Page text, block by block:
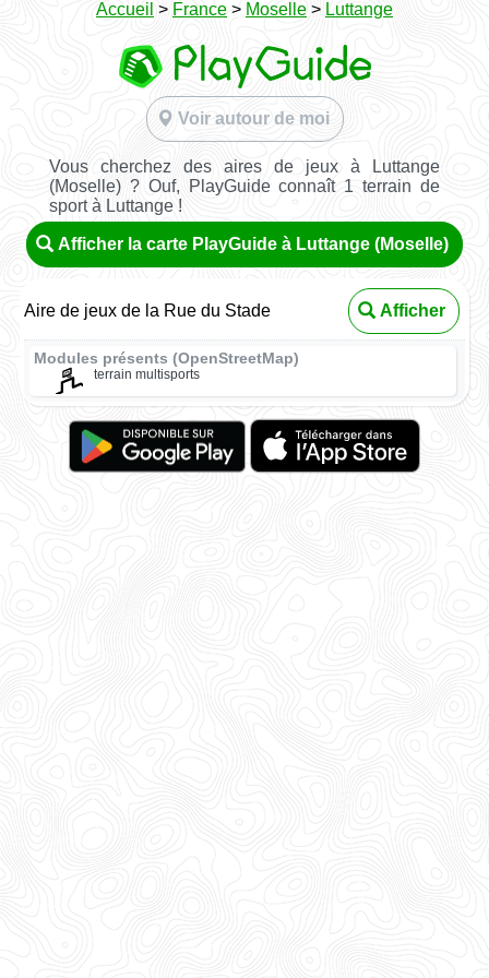
Accueil > France > Moselle > Luttange
Voir autour de moi
Vous cherchez des aires de jeux à Luttange
(Moselle) ? Ouf, PlayGuide connaît 1 terrain de
sport à Luttange !
Afficher la carte PlayGuide à Luttange (Moselle)
Aire de jeux de la Rue du Stade Afficher
Modules présents (OpenStreetMap)
terrain multisports